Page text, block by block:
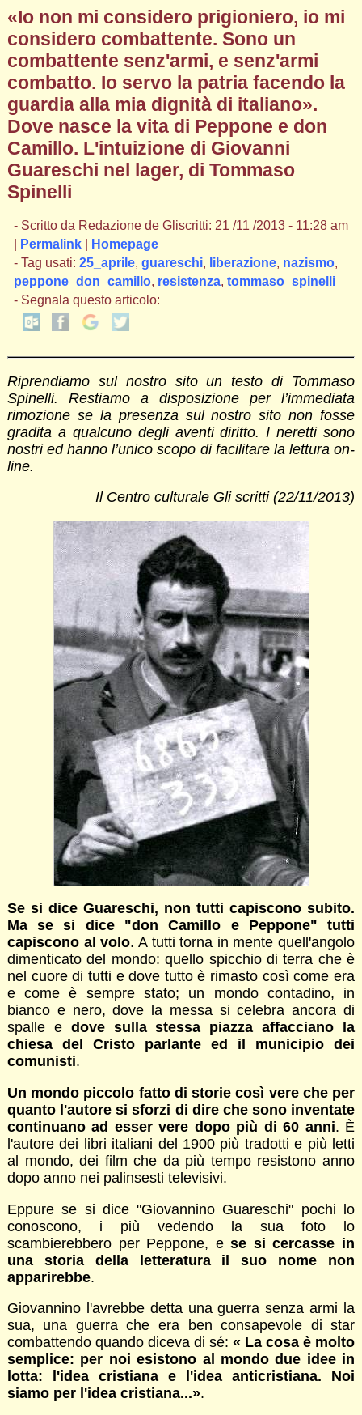
«Io non mi considero prigioniero, io mi
considero combattente. Sono un
combattente senz'armi, e senz'armi
combatto. Io servo la patria facendo la
guardia alla mia dignità di italiano».
Dove nasce la vita di Peppone e don
Camillo. L'intuizione di Giovanni
Guareschi nel lager, di Tommaso
Spinelli
- Scritto da Redazione de Gliscritti: 21 /11 /2013 - 11:28 am
Permalink|
Homepage
- Tag usati: 25_aprile, guareschi, liberazione, nazismo,
peppone_don_camillo, resistenza, tommaso_spinelli
- Segnala questo articolo:
Riprendiamo sul nostro sito un testo di Tommaso
Spinelli. Restiamo a disposizione per l’immediata
rimozione se la presenza sul nostro sito non fosse
gradita a qualcuno degli aventi diritto. I neretti sono
nostri ed hanno l’unico scopo di facilitare la lettura on-
line.
Il Centro culturale Gli scritti (22/11/2013)
Se si dice Guareschi, non tutti capiscono subito.
Ma se si dice "don Camillo e Peppone" tutti
capiscono al volo. A tutti torna in mente quell'angolo
dimenticato del mondo: quello spicchio di terra che è
nel cuore di tutti e dove tutto è rimasto così come era
e come è sempre stato; un mondo contadino, in
bianco e nero, dove la messa si celebra ancora di
spalle e dove sulla stessa piazza affacciano la
chiesa del Cristo parlante ed il municipio dei
comunisti.
Un mondo piccolo fatto di storie così vere che per
quanto l'autore si sforzi di dire che sono inventate
continuano ad esser vere dopo più di 60 anni. È
l'autore dei libri italiani del 1900 più tradotti e più letti
al mondo, dei film che da più tempo resistono anno
dopo anno nei palinsesti televisivi.
Eppure se si dice "Giovannino Guareschi" pochi lo
conoscono, i più vedendo la sua foto lo
scambierebbero per Peppone, ese si cercasse in
una storia della letteratura il suo nome non
apparirebbe.
Giovannino l'avrebbe detta una guerra senza armi la
sua, una guerra che era ben consapevole di star
combattendo quando diceva di sé:« La cosa è molto
semplice: per noi esistono al mondo due idee in
lotta: l'idea cristiana e l'idea anticristiana. Noi
siamo per l'idea cristiana...».